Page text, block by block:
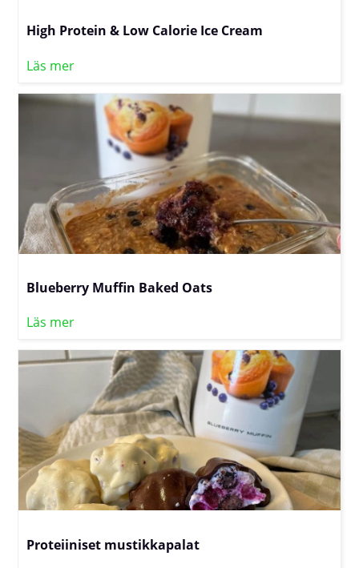
High Protein & Low Calorie Ice Cream
Läs mer
Blueberry Muffin Baked Oats
Läs mer
Proteiiniset mustikkapalat